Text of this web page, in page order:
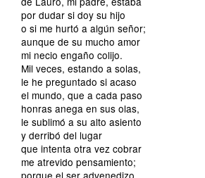
por dudar si doy su hijo
o si me hurtó a algún señor;
aunque de su mucho amor
mi necio engaño colijo.
Mil veces, estando a solas,
le he preguntado si acaso
el mundo, que a cada paso
honras anega en sus olas,
le sublimó a su alto asiento
y derribó del lugar
que intenta otra vez cobrar
me atrevido pensamiento;
porque el ser advenedizo